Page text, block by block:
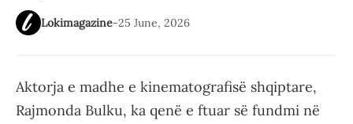
Lokimagazine-25 June, 2026
Aktorja e madhe e kinematografisë shqiptare,
Rajmonda Bulku, ka qenë e ftuar së fundmi në